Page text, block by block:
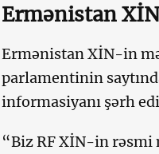
Ermənistan
Ermənistan XİN-in
parlamentinin
informasiyanı şərh
“Biz RF XİN-in rəsmi